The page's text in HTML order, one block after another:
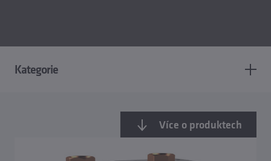
Kategorie
Více o produktech